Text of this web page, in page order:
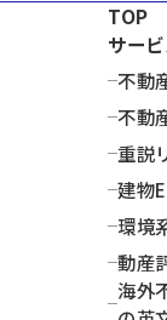
TOP
サー
不動
不動
重説
建物
環境
動産
海外